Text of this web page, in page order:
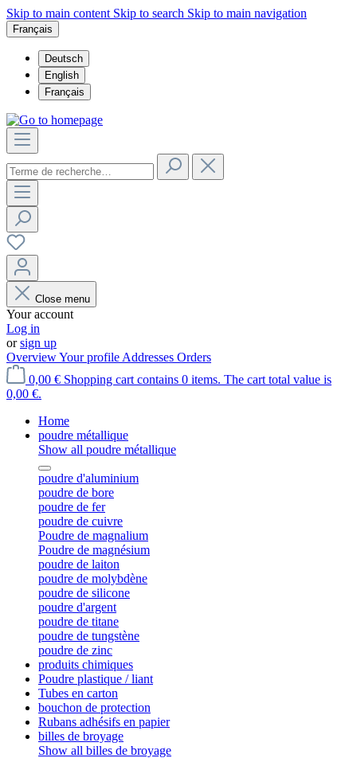
Skip to main content Skip to search Skip to main navigation
Français
Deutsch
English
Français
Close menu
Your account
Log in
orsign up
OverviewYour profile Addresses Orders
0,00 € Shopping cart contains 0 items. The cart total value is
0,00 €.
Home
poudre métallique
Show all poudre métallique
poudre d'aluminium
poudre de bore
poudre de fer
poudre de cuivre
Poudre de magnalium
Poudre de magnésium
poudre de laiton
poudre de molybdène
poudre de silicone
poudre d'argent
poudre de titane
poudre de tungstène
poudre de zinc
produits chimiques
Poudre plastique / liant
Tubes en carton
bouchon de protection
Rubans adhésifs en papier
billes de broyage
Show all billes de broyage